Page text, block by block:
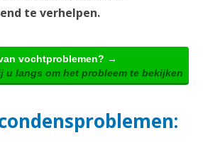
te verhelpen.
vochtproblemen? →
u langs om het probleem te bekijken